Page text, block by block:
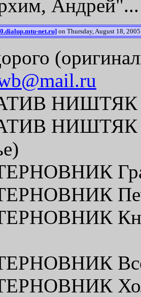
Андрей"...
net.ru] on Thursday, August 18,
НИШТЯК
НИШТЯК
Все